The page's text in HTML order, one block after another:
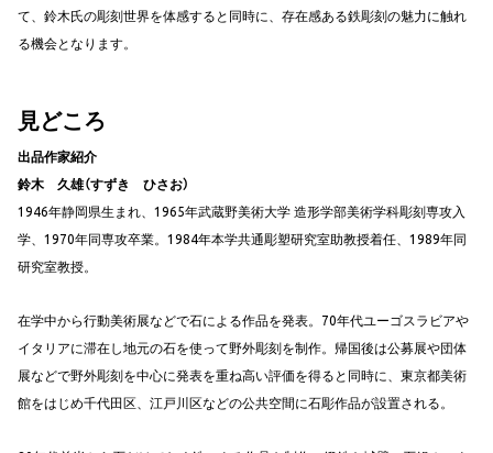
て、鈴木氏の彫刻世界を体感すると同時に、存在感ある鉄彫刻の魅力に触れ
る機会となります。
見どころ
出品作家紹介
鈴木 久雄（すずき ひさお）
1946年静岡県生まれ、1965年武蔵野美術大学 造形学部美術学科彫刻専攻入
学、1970年同専攻卒業。1984年本学共通彫塑研究室助教授着任、1989年同
研究室教授。
在学中から行動美術展などで石による作品を発表。70年代ユーゴスラビアや
イタリアに滞在し地元の石を使って野外彫刻を制作。帰国後は公募展や団体
展などで野外彫刻を中心に発表を重ね高い評価を得ると同時に、東京都美術
館をはじめ千代田区、江戸川区などの公共空間に石彫作品が設置される。